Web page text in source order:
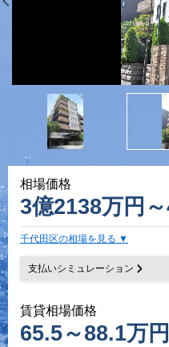
相場価格
3億2138万円
千代田区の相場を見る
支払いシミュレーション
賃貸相場価格
65.5～88.1万